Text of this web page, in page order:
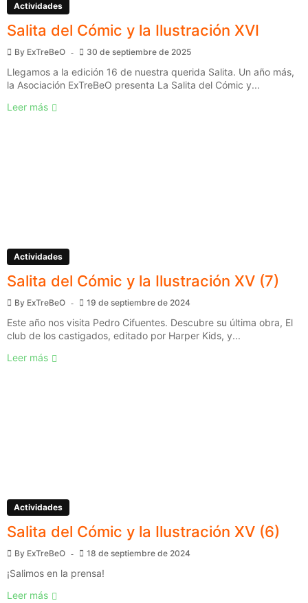
Actividades
Salita del Cómic y la Ilustración XVI
By ExTreBeO 30 de septiembre de 2025
Llegamos a la edición 16 de nuestra querida Salita. Un año más,
la Asociación ExTreBeO presenta La Salita del Cómic y...
Leer más
Actividades
Salita del Cómic y la Ilustración XV (7)
By ExTreBeO 19 de septiembre de 2024
Este año nos visita Pedro Cifuentes. Descubre su última obra, El
club de los castigados, editado por Harper Kids, y...
Leer más
Actividades
Salita del Cómic y la Ilustración XV (6)
By ExTreBeO 18 de septiembre de 2024
¡Salimos en la prensa!
Leer más